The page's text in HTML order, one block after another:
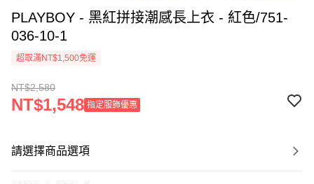
PLAYBOY - 黑紅拼接潮感長上衣 - 紅色/751-
036-10-1
超取滿NT$1,500免運
NT$2,580
NT$1,548 指定服飾優惠
請選擇商品選項